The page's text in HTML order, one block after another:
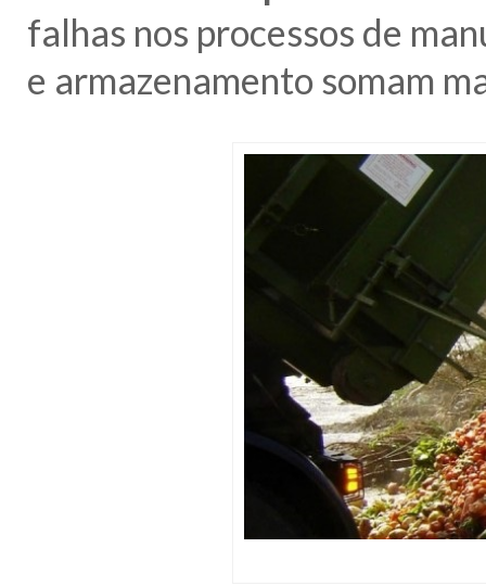
falhas nos processos de
e armazenamento somam